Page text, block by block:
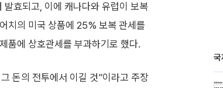
효되고, 이에 캐나다와 유럽이 보복
치의 미국 상품에 25% 보복 관세를
품에 상호관세를 부과하기로 했다.
돈의 전투에서 이길 것”이라고 주장
국